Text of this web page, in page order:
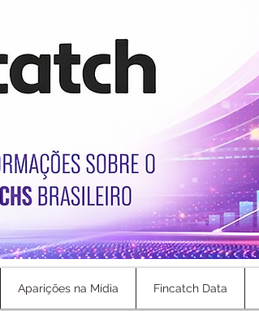
Aparições na Mídia Fincatch Data